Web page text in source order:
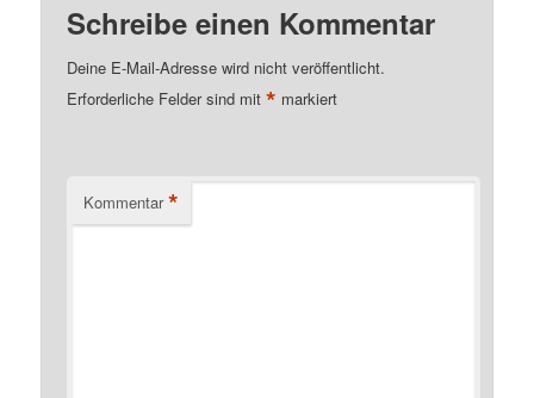
Schreibe einen Kommentar
Deine E-Mail-Adresse wird nicht veröffentlicht.
Erforderliche Felder sind mit* markiert
Kommentar *